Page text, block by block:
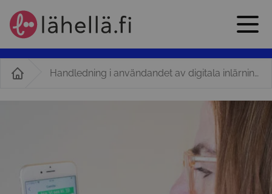
Handledning i användandet av digitala inlärningsverktyg